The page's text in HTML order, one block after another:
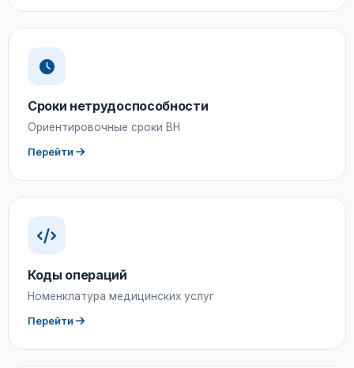
Сроки нетрудоспособности
Ориентировочные сроки ВН
Перейти
Коды операций
Номенклатура медицинских услуг
Перейти